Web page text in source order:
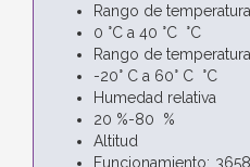
Rango de
0 °C a 40 °C °C
Rango de
-20° C a 60° C °C
Humedad relativa
20 %-80 %
Altitud
Funcionamiento: